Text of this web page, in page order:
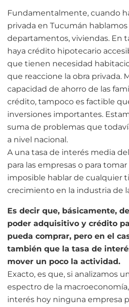
Fundamentalmente, cuando
privada en Tucumán
departamentos, viviendas. En
haya crédito hipotecario
que tienen necesidad
que reaccione la obra privada.
capacidad de ahorro de las
crédito, tampoco es factible
inversiones importantes.
suma de problemas que
a nivel nacional.
A una tasa de interés media
para las empresas o para
imposible hablar de cualquier
crecimiento en la industria de
Es decir que, básicamente,
poder adquisitivo y crédito
pueda comprar, pero en el
también que la tasa de
mover un poco la actividad.
Exacto, es que, si analizamos
espectro de la
interés hoy ninguna empresa